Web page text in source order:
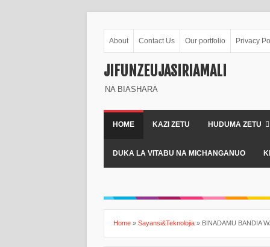
About Contact Us Our portfolio Privacy
JIFUNZEUJASIRIAMALI
NA BIASHARA
HOME KAZI ZETU HUDUMA ZETU
DUKA LA VITABU NA MICHANGANUO
Home » Sayansi&Teknolojia » BINADAMU BANDIA